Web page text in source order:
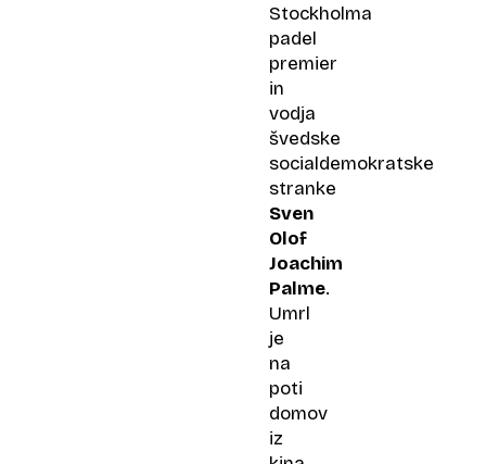
Stockholma
padel
premier
in
vodja
švedske
socialdemokratske
stranke
Sven
Olof
Joachim
Palme.
Umrl
je
na
poti
domov
iz